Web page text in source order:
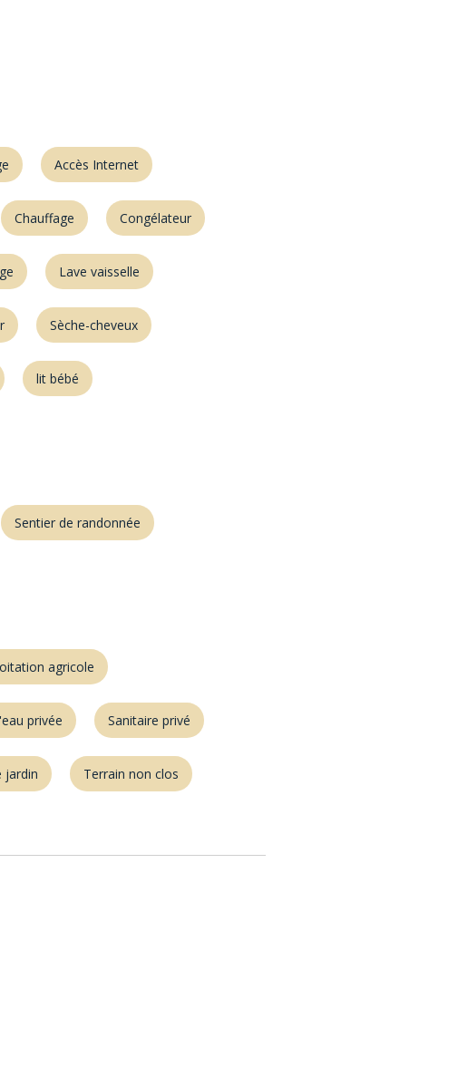
Accès Internet
Chauffage Congélateur
Lave vaisselle
Sèche-cheveux
lit bébé
Sentier de randonnée
agricole
privée Sanitaire privé
jardin Terrain non clos